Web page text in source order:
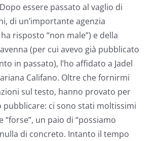
essere passato al vaglio di
di un’importante agenzia
risposto “non male”) e della
(per cui avevo già pubblicato
in passato), l’ho affidato a Jadel
Califano. Oltre che fornirmi
sul testo, hanno provato per
pubblicare: ci sono stati moltissimi
“forse”, un paio di “possiamo
di concreto. Intanto il tempo